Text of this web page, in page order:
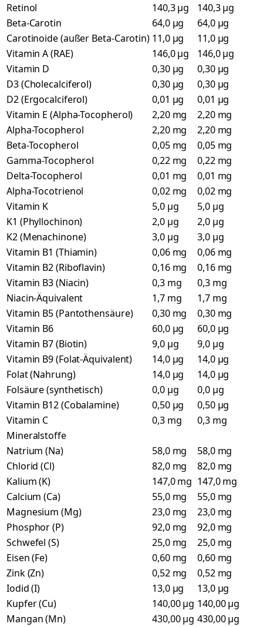
Retinol
140,3 µg
140,3 µg
Beta-Carotin
64,0 µg
64,0 µg
Carotinoide (außer Beta-Carotin) 11,0 µg
11,0 µg
Vitamin A (RAE)
146,0 µg
146,0 µg
Vitamin D
0,30 µg
0,30 µg
D3 (Cholecalciferol)
0,30 µg
0,30 µg
D2 (Ergocalciferol)
0,01 µg
0,01 µg
Vitamin E (Alpha-Tocopherol)
2,20 mg
2,20 mg
Alpha-Tocopherol
2,20 mg
2,20 mg
Beta-Tocopherol
0,05 mg
0,05 mg
Gamma-Tocopherol
0,22 mg
0,22 mg
Delta-Tocopherol
0,01 mg
0,01 mg
Alpha-Tocotrienol
0,02 mg
0,02 mg
Vitamin K
5,0 µg
5,0 µg
K1 (Phyllochinon)
2,0 µg
2,0 µg
K2 (Menachinone)
3,0 µg
3,0 µg
Vitamin B1 (Thiamin)
0,06 mg
0,06 mg
Vitamin B2 (Riboflavin)
0,16 mg
0,16 mg
Vitamin B3 (Niacin)
0,3 mg
0,3 mg
Niacin-Äquivalent
1,7 mg
1,7 mg
Vitamin B5 (Pantothensäure)
0,30 mg
0,30 mg
Vitamin B6
60,0 µg
60,0 µg
Vitamin B7 (Biotin)
9,0 µg
9,0 µg
Vitamin B9 (Folat-Äquivalent)
14,0 µg
14,0 µg
Folat (Nahrung)
14,0 µg
14,0 µg
Folsäure (synthetisch)
0,0 µg
0,0 µg
Vitamin B12 (Cobalamine)
0,50 µg
0,50 µg
Vitamin C
0,3 mg
0,3 mg
Mineralstoffe
Natrium (Na)
58,0 mg
58,0 mg
Chlorid (Cl)
82,0 mg
82,0 mg
Kalium (K)
147,0 mg 147,0 mg
Calcium (Ca)
55,0 mg
55,0 mg
Magnesium (Mg)
23,0 mg
23,0 mg
Phosphor (P)
92,0 mg
92,0 mg
Schwefel (S)
25,0 mg
25,0 mg
Eisen (Fe)
0,60 mg
0,60 mg
Zink (Zn)
0,52 mg
0,52 mg
Iodid (I)
13,0 µg
13,0 µg
Kupfer (Cu)
140,00 µg 140,00 µg
Mangan (Mn)
430,00 µg 430,00 µg